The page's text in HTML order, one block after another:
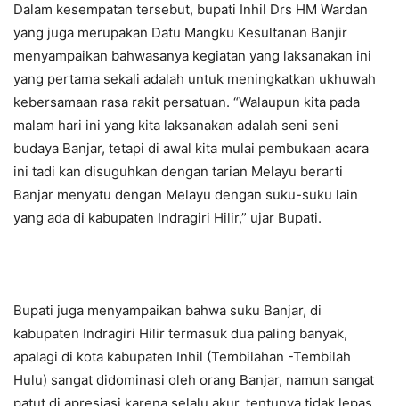
Dalam kesempatan tersebut, bupati Inhil Drs HM Wardan
yang juga merupakan Datu Mangku Kesultanan Banjir
menyampaikan bahwasanya kegiatan yang laksanakan ini
yang pertama sekali adalah untuk meningkatkan ukhuwah
kebersamaan rasa rakit persatuan. “Walaupun kita pada
malam hari ini yang kita laksanakan adalah seni seni
budaya Banjar, tetapi di awal kita mulai pembukaan acara
ini tadi kan disuguhkan dengan tarian Melayu berarti
Banjar menyatu dengan Melayu dengan suku-suku lain
yang ada di kabupaten Indragiri Hilir,” ujar Bupati.
Bupati juga menyampaikan bahwa suku Banjar, di
kabupaten Indragiri Hilir termasuk dua paling banyak,
apalagi di kota kabupaten Inhil (Tembilahan -Tembilah
Hulu) sangat didominasi oleh orang Banjar, namun sangat